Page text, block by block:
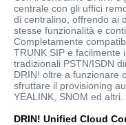
centrale con gli uffici
di centralino, offrendo ai
stesse funzionalità e
Completamente
TRUNK SIP e facilmente
tradizionali PSTN/ISDN
DRIN! oltre a funzionare
sfruttare il provisioning
YEALINK, SNOM ed altri.
DRIN! Unified Cloud